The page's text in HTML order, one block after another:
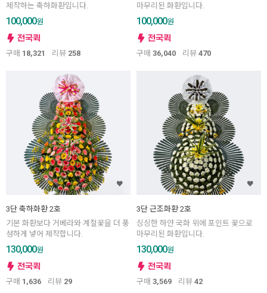
제작하는 축하화환입니다.
100,000원
구매 18,321 리뷰 258
마무리된 화환입니다.
100,000원
구매 36,040 리뷰 470
3단 축하화환 2호
기본 화환보다 거베라와 계절꽃을 더 풍
성하게 넣어 제작합니다.
130,000원
구매 1,636 리뷰 29
3단 근조화환 2호
싱싱한 하얀 국화 위에 포인트 꽃으로
마무리된 화환입니다.
130,000원
구매 3,569 리뷰 42